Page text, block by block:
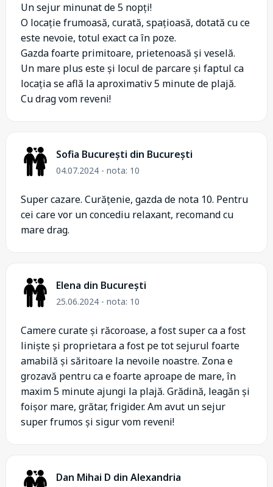
Un sejur minunat de 5 nopți!
O locație frumoasă, curată, spațioasă, dotată cu ce
este nevoie, totul exact ca în poze.
Gazda foarte primitoare, prietenoasă și veselă.
Un mare plus este și locul de parcare și faptul ca
locația se află la aproximativ 5 minute de plajă.
Cu drag vom reveni!
Sofia București din București
04.07.2024 - nota: 10
Super cazare. Curățenie, gazda de nota 10. Pentru
cei care vor un concediu relaxant, recomand cu
mare drag.
Elena din București
25.06.2024 - nota: 10
Camere curate și răcoroase, a fost super ca a fost
liniște și proprietara a fost pe tot sejurul foarte
amabilă și săritoare la nevoile noastre. Zona e
grozavă pentru ca e foarte aproape de mare, în
maxim 5 minute ajungi la plajă. Grădină, leagăn și
foișor mare, grătar, frigider. Am avut un sejur
super frumos și sigur vom reveni!
Dan Mihai D din Alexandria